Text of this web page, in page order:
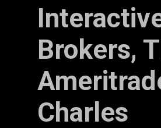
Brokers,
Charles